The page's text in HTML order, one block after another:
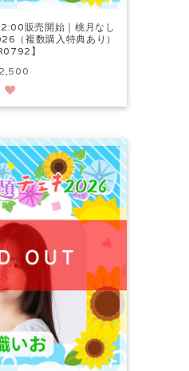
販売開始｜桃月なし
（複数購入特典あり）
】